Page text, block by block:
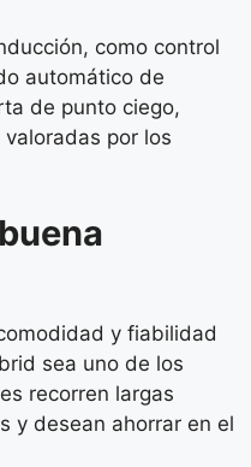
como control
automático de
de punto ciego,
por los
y fiabilidad
sea uno de los
recorren largas
y desean ahorrar en el